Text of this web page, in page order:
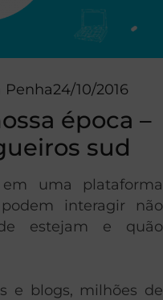
Penha24/10/2016
época –
sud
uma plataforma
interagir não
estejam e quão
e blogs, milhões de